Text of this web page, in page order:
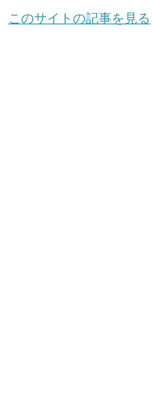
このサイトの記事を見る